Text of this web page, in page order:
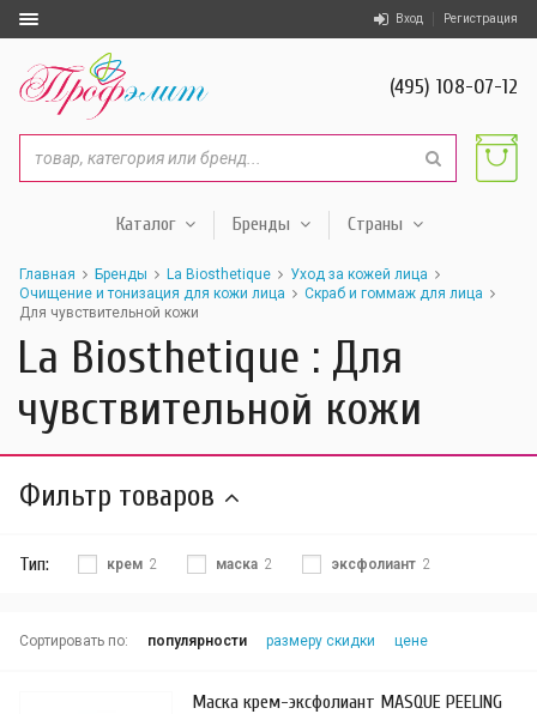
Вход Регистрация
(495) 108-07-12
Каталог Бренды Страны
Главная Бренды La Biosthetique
Уход за кожей лица
Очищение и тонизация для кожи лица
Скраб и гоммаж для лица
Для чувствительной кожи
La Biosthetique : Для
чувствительной кожи
Фильтр товаров
Тип: крем 2 маска 2 эксфолиант 2
Сортировать по: популярности размеру скидки цене
Маска крем-эксфолиант MASQUE PEELING